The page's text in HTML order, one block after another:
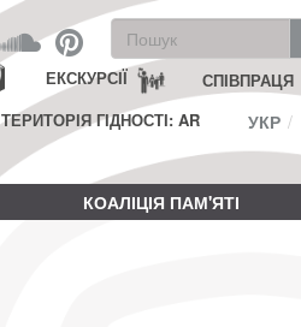
Пошукова
форма
Пошук СПІВПРАЦЯ
ЕКСКУРСІЇ
ТЕРИТОРІЯ ГІДНОСТІ: AR
УКР
КОАЛІЦІЯ ПАМ'ЯТІ